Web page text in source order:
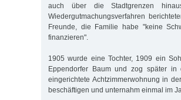
auch über die Stadtgrenzen
Wiedergutmachungsverfahren
Freunde, die Familie habe "keine
finanzieren".
1905 wurde eine Tochter, 1909 ein
Eppendorfer Baum und zog später in
eingerichtete Achtzimmerwohnung in
beschäftigen und unternahm einmal im